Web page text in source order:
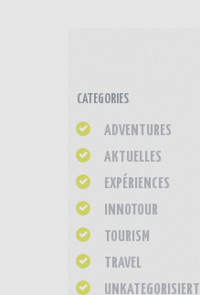
CATEGORIES
ADVENTURES
AKTUELLES
EXPÉRIENCES
INNOTOUR
TOURISM
TRAVEL
UNKATEGORISIERT